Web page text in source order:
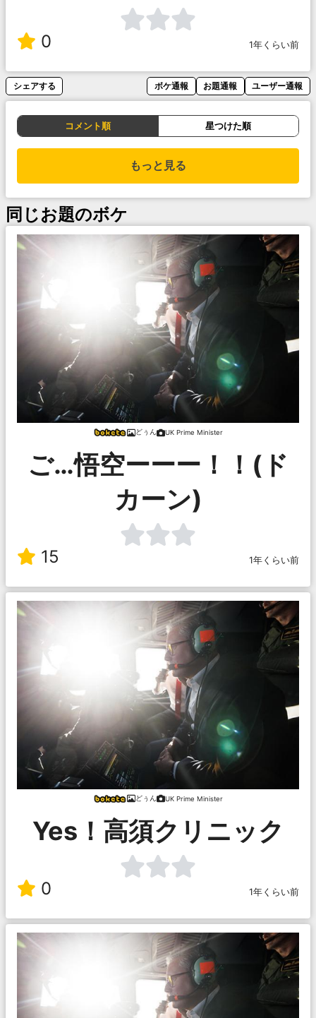
0 1年くらい前
シェアする ボケ通報 お題通報 ユーザー通報
コメント順 星つけた順
もっと見る
同じお題のボケ
どぅん UK Prime Minister
ご…悟空ーーー！！(ド
カーン)
15 1年くらい前
どぅん UK Prime Minister
Yes！高須クリニック
0 1年くらい前